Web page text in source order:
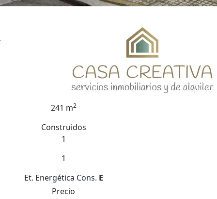
241 m2
Construidos
1
1
Et. Energética Cons. E
Precio